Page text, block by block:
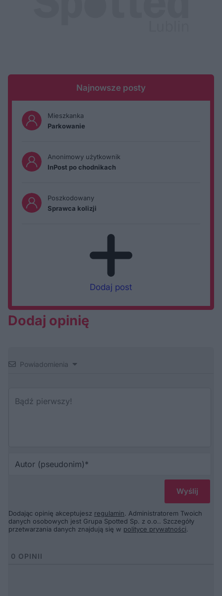
Najnowsze posty
Mieszkanka
Parkowanie
Anonimowy użytkownik
InPost po chodnikach
Poszkodowany
Sprawca kolizji
Dodaj post
Dodaj opinię
Powiadomienia
Dodając opinię akceptujesz regulamin. Administratorem Twoich
danych osobowych jest Grupa Spotted Sp. z o.o.. Szczegóły
przetwarzania danych znajdują się w polityce prywatności.
0 OPINII